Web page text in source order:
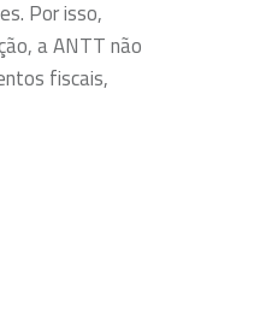
Por isso,
a ANTT não
fiscais,